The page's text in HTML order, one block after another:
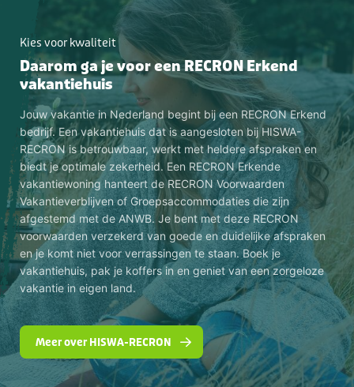
Kies voor kwaliteit
Daarom ga je voor een RECRON Erkend
vakantiehuis
Jouw vakantie in Nederland begint bij een RECRON Erkend
bedrijf. Een vakantiehuis dat is aangesloten bij HISWA-
RECRON is betrouwbaar, werkt met heldere afspraken en
biedt je optimale zekerheid. Een RECRON Erkende
vakantiewoning hanteert de RECRON Voorwaarden
Vakantieverblijven of Groepsaccommodaties die zijn
afgestemd met de ANWB. Je bent met deze RECRON
voorwaarden verzekerd van goede en duidelijke afspraken
en je komt niet voor verrassingen te staan. Boek je
vakantiehuis, pak je koffers in en geniet van een zorgeloze
vakantie in eigen land.
Meer over HISWA-RECRON